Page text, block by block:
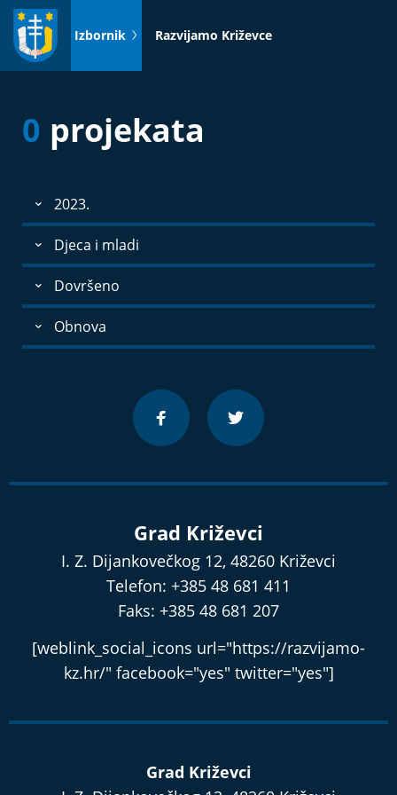
Idi
sadržaj
Izbornik Razvijamo Križevce
0 projekata
2023.
Djeca i mladi
Dovršeno
Obnova
Grad Križevci
I. Z. Dijankovečkog 12, 48260 Križevci
Telefon: +385 48 681 411
Faks: +385 48 681 207
[weblink_social_icons url="https://razvijamo-
kz.hr/" facebook="yes" twitter="yes"]
Grad Križevci